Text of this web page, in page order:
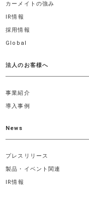
カーメイトの強み
IR情報
採用情報
Global
法人のお客様へ
事業紹介
導入事例
News
プレスリリース
製品・イベント関連
IR情報